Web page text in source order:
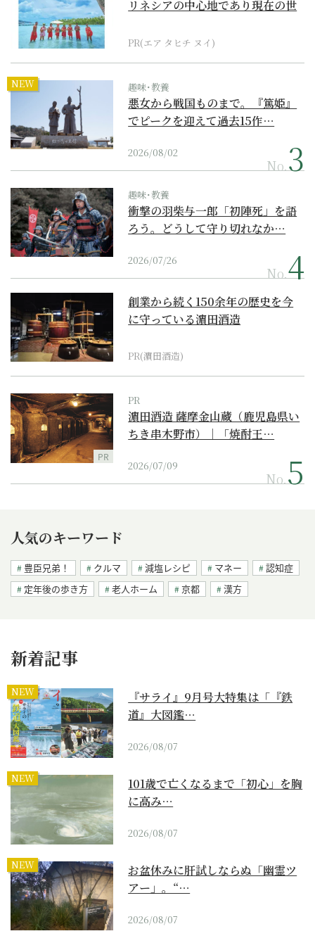
リネシアの中心地であり現在の世
PR(エア タヒチ ヌイ)
NEW 趣味･教養
悪女から戦国ものまで。『篤姫』
でピークを迎えて過去15作…
2026/08/02
No.
趣味･教養
衝撃の羽柴与一郎「初陣死」を語
ろう。どうして守り切れなか…
2026/07/26
No.
創業から続く150余年の歴史を今
に守っている濵田酒造
PR(濵田酒造)
PR
PR
濵田酒造 薩摩金山蔵（鹿児島県い
ちき串木野市）｜「焼酎王…
2026/07/09
No.
人気のキーワード
豊臣兄弟！ クルマ 減塩レシピ マネー
認知症
定年後の歩き方
老人ホーム 京都 漢方
新着記事
NEW
『サライ』9月号大特集は「『鉄
道』大図鑑…
2026/08/07
NEW
101歳で亡くなるまで「初心」を胸
に高み…
2026/08/07
NEW
お盆休みに肝試しならぬ「幽霊ツ
アー」。“…
2026/08/07